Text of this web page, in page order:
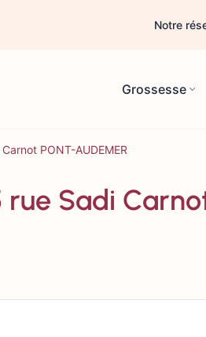
Notre
Grossesse
PONT-AUDEMER
Sadi